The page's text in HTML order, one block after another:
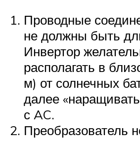
Проводные
не должны быть
Инвертор
располагать в
м) от солнечных
далее
с AC.
Преобразователь